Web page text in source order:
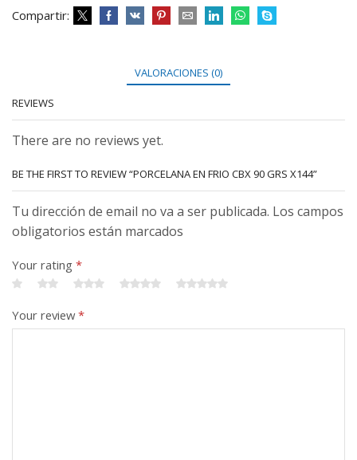
Compartir:
VALORACIONES (0)
REVIEWS
There are no reviews yet.
BE THE FIRST TO REVIEW “PORCELANA EN FRIO CBX 90 GRS X144”
Tu dirección de email no va a ser publicada. Los campos
obligatorios están marcados
Your rating *
Your review*